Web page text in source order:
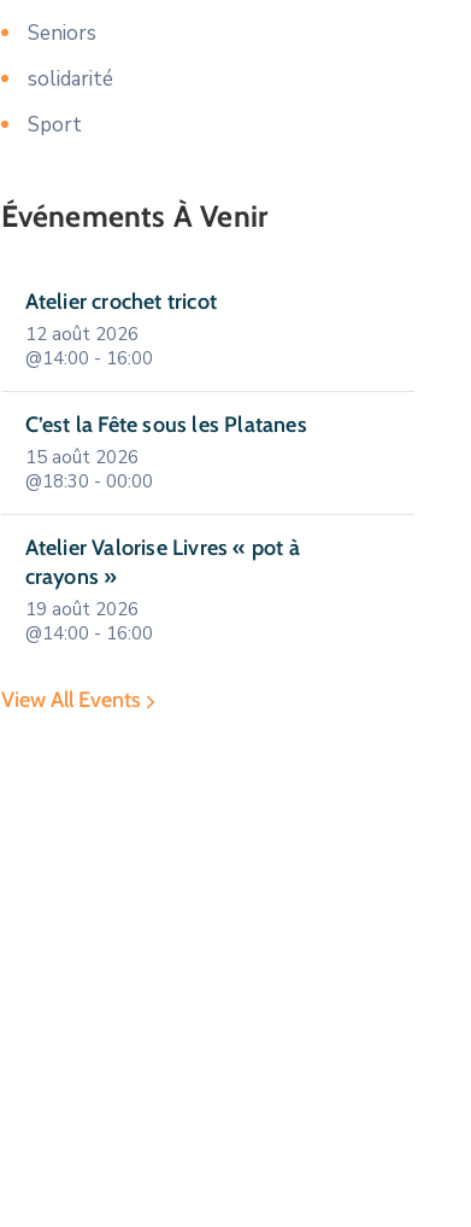
Seniors
solidarité
Sport
Événements À Venir
Atelier crochet tricot
12 août 2026
@14:00 - 16:00
C’est la Fête sous les Platanes
15 août 2026
@18:30 - 00:00
Atelier Valorise Livres « pot à
crayons »
19 août 2026
@14:00 - 16:00
View All Events